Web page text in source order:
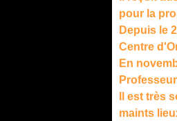
pour la
Depuis le
Centre
En
Il est très
maints